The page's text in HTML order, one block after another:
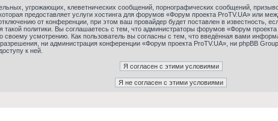
угрожающих, клеветнических сообщений, порнографических сообщений,
предоставляет услуги хостинга для форумов «Форум проекта ProTV.UA» или
от конференции, при этом ваш провайдер будет поставлен в известность,
такой политики. Вы соглашаетесь с тем, что администраторы форумов «Форум
усмотрению. Как пользователь вы согласны с тем, что введённая вами
ни администрация конференции «Форум проекта ProTV.UA», ни phpBB
к ней.